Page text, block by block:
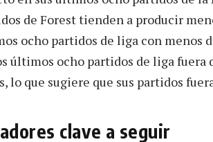
de Forest tienden a producir
ocho partidos de liga con menos
últimos ocho partidos de liga fuera
lo que sugiere que sus partidos
clave a seguir